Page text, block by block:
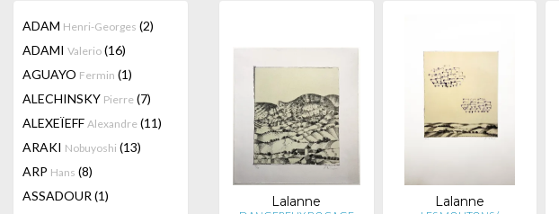
ADAM Henri-Georges (2)
ADAMI Valerio (16)
AGUAYO Fermin (1)
ALECHINSKY Pierre (7)
ALEXEÏEFF Alexandre (11)
ARAKI Nobuyoshi (13)
ARP Hans (8)
ASSADOUR (1)
Lalanne Lalanne